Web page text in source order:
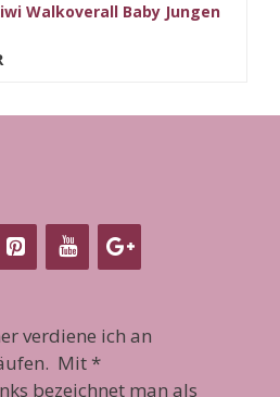
Walkoverall Baby Jungen
verdiene ich an
Mit *
bezeichnet man als